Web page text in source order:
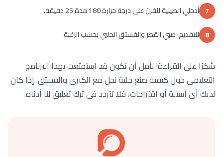
7 أدخلي الصينية للفرن على درجة حرارة 180 مدة 25 دقيقة.
8 للتقديم: صبي القطر والفستق الحلبي بحسب الرغبة.
شكرًا على القراءة! نأمل أن تكون قد استمتعت بهذا البرنامج
التعليمي حول كيفية صنع خلية نحل مع الكيري والفستق. إذا كان
لديك أي أسئلة أو اقتراحات، فلا تتردد في ترك تعليق لنا أدناه.